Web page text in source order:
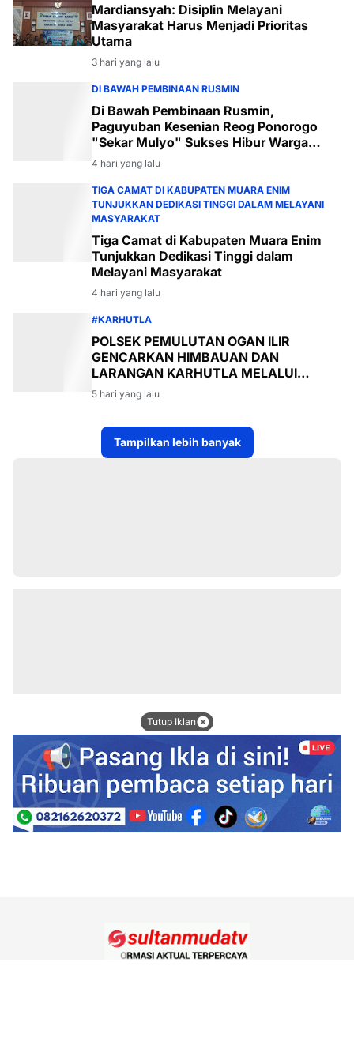
Mardiansyah: Disiplin Melayani
Masyarakat Harus Menjadi Prioritas
Utama
3 hari yang lalu
DI BAWAH PEMBINAAN RUSMIN
Di Bawah Pembinaan Rusmin,
Paguyuban Kesenian Reog Ponorogo
"Sekar Mulyo" Sukses Hibur Warga
Desa Payabakal
4 hari yang lalu
TIGA CAMAT DI KABUPATEN MUARA ENIM
TUNJUKKAN DEDIKASI TINGGI DALAM MELAYANI
MASYARAKAT
Tiga Camat di Kabupaten Muara Enim
Tunjukkan Dedikasi Tinggi dalam
Melayani Masyarakat
4 hari yang lalu
#KARHUTLA
POLSEK PEMULUTAN OGAN ILIR
GENCARKAN HIMBAUAN DAN
LARANGAN KARHUTLA MELALUI
PROGRAM TSKD (TOURING SAMBANG
KE DESA-DESA
5 hari yang lalu
Tampilkan lebih banyak
Tutup Iklan